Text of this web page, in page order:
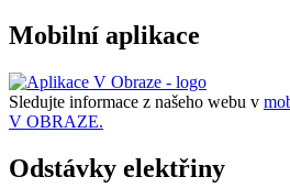
Mobilní aplikace
Sledujte informace z našeho webu v
V OBRAZE.
Odstávky elektřiny